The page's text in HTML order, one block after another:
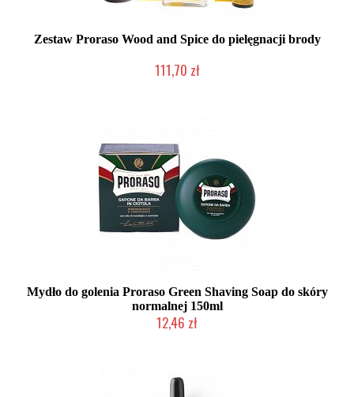
Zestaw Proraso Wood and Spice do pielęgnacji brody
111,70 zł
Mydło do golenia Proraso Green Shaving Soap do skóry
normalnej 150ml
12,46 zł